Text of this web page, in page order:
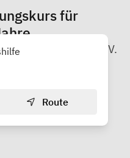
für
Unterhaching e.V.
Route